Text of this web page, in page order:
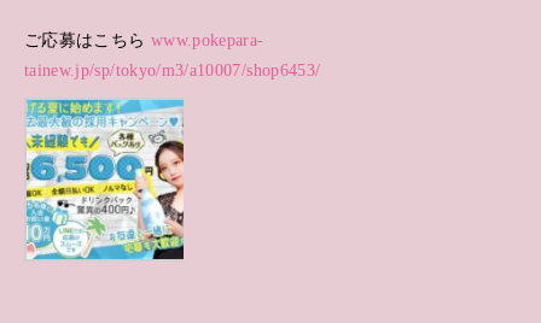
ご応募はこちら www.pokepara-
tainew.jp/sp/tokyo/m3/a10007/shop6453/